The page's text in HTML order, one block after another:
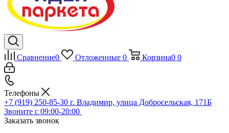
Сравнение0 Отложенные 0 Корзина0 0
Телефоны
+7 (919) 250-85-30 г. Владимир, улица Добросельская, 171Б
Звоните с 09:00-20:00
Заказать звонок